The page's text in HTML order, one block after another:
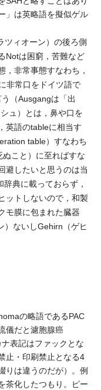
」は英略語を擬似ゲル
ィオーン）の後ろ側
Notは困窮，苦難など
，非常事態すなわち，
非常口をドイツ語で
（Ausgangは「出
ュ）とは，鼻や口を
英語のtableに相当す
table）すなわち
こと）に至ればすな
避したいと思うのは当
典に載っておらず，
ットしないので，和製
モ膜に包まれた臓器
）ないしGehirn（ゲヒ
の略語であるPAC
儀だと濾胞腺癌
表記はファックとな
止・印刷禁止となる4
りは違うのだが）。例
茶化したつもり。ピー